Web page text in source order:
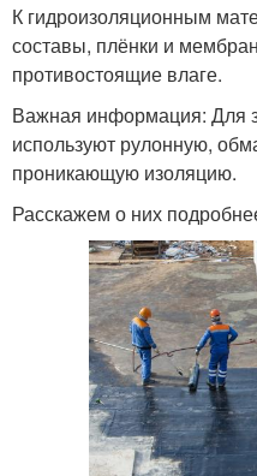
К гидроизоляционным
составы, плёнки и
противостоящие влаге.
Важная информация: Для
используют рулонную,
проникающую изоляцию.
Расскажем о них